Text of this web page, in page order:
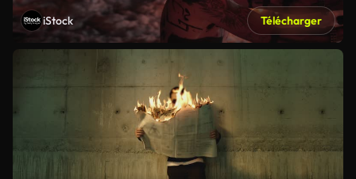
iStock Télécharger